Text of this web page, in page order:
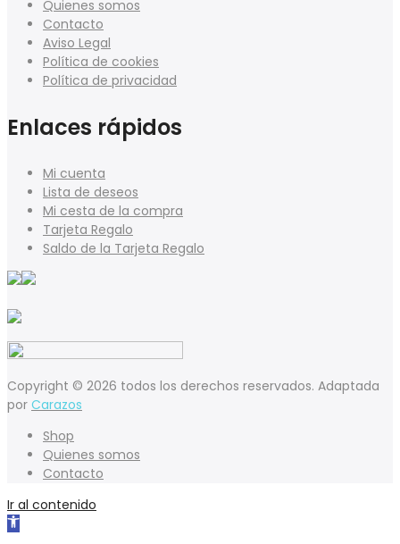
Quienes somos
Contacto
Aviso Legal
Política de cookies
Política de privacidad
Enlaces rápidos
Mi cuenta
Lista de deseos
Mi cesta de la compra
Tarjeta Regalo
Saldo de la Tarjeta Regalo
Copyright © 2026 todos los derechos reservados. Adaptada
por Carazos
Shop
Quienes somos
Contacto
Ir al contenido
Abrir